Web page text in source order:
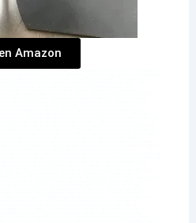
Amazon
pictórico de Manuel Mendive’’‘’Impacto social de la pintura cubana’’’’Arte visual cubano contemporáneo’’‘’Pintor cubano contemporáneo’’‘’Obras de Pedro Pablo Oliva’’‘’Arte visual en Cuba’’‘’Realismo mágico en la pintura cubana’’‘’Pedro Pablo Oliva en galerías internacionales’’‘’Premio Nacional de Artes Plásticas 2006’’’Narrativa visual en el arte cubano’’‘’Pintor cubano Nelson Domínguez’’’’Escultura contemporánea en Cuba’’‘’Arte visual cubano moderno’’‘’Obras emblemáticas de Nelson Domínguez’’‘’Arte cubano internacional’’‘’Identidad cultural en el arte cubano’’‘’Pintor cubano reconocido’’’’Obras de Ever Fonseca’’‘’Pintura simbólica en Cuba’’‘’Tradiciones visuales cubanas’’‘’Arte caribeño contemporáneo’’’’Pintor cubano reconocido’’’’Obras de Ever Fonseca’’‘’Pintura contemporánea en Cuba’’‘’Arte cubano en galerías internacionales’’‘’Estilo pictórico de Ever Fonseca’’‘’Impacto social de la pintura cubana’’‘’Arte visual cubano contemporáneo’’‘’Arte conceptual cubano’’’Lázaro Saavedra obras’’’’Pintores contemporáneos de Cuba’’’’Innovación en el arte cubano’’‘’Premios de artes plásticas en Cuba’’’’Artistas visuales cubanos actuales’’‘’Pintor cubano destacado’’‘’Grabado cubano contemporáneo’’‘’Obras de Choco’’‘’Arte afrocaribeño en Cuba’’‘’Premio Nacional de Artes Plásticas 2017’’‘’Eduardo Roca Salazar arte’’‘’Arte sostenible en Cuba’’‘’José Ángel Toirac Batista’’‘’Arte cubano contemporáneo’’‘’Pintores conceptuales en Cuba’’‘’Premio Nacional de Artes Plásticas 2018’’’’Memoria histórica en el arte’’‘’Instalaciones artísticas en Cuba’’‘’Arte crítico cubano’’‘’Wifredo Lam’’‘’La Jungla pintura’’‘’Surrealismo cubano’’‘’Arte afrocubano’’‘’Obras de Wifredo Lam’’‘’Pintura cubana contemporánea’’‘’Modernismo y surrealismo en Cuba’’‘’Escultor cubano Kcho’’‘’Obras de Kcho’’‘’Arte contemporáneo cubano’’‘’Escultura y migración’’ ‘’Arte insular cubano’’‘’Instalaciones artísticas de Kcho’’‘’Kcho Bienal de La Habana’’‘’Escultor cubano Alberto Lescay’’‘’Monumentos de Alberto Lescay’’‘’Escultura contemporánea en Cuba’’‘’Arte monumental cubano’’‘’Identidad cultural cubana’’‘’Obras públicas en Santiago de Cuba’’‘’Premio Nacional de Artes Plásticas 2021’’‘’Amelia Peláez artista cubana’’‘’Modernismo en el arte cubano’’‘’Obras de Amelia Peláez’’‘’Arte latinoamericano del siglo XX’’‘’Tradición y modernidad en el arte cubano’’‘’Escultor cubano Osneldo García’’ ‘’Arte monumental en Cuba’’‘’Obras de Osneldo García’’‘’Premio Nacional de Artes Plásticas 2003’’‘’Monumentos históricos en Cuba’’ ‘’Escultura contemporánea cubana’’‘’Escultor cubano destacado’’‘’Monumento a los Estudiantes de Medicina’’‘’Escultura clásica en Cuba’’‘’Patrimonio cultural cubano’’‘’Historia del arte cubano’’‘’Escultor cubano destacado’’‘’Obras de Teodoro Ramos Blanco’’‘’Escultura monumental en Cuba’’‘’Arte funerario en el Cementerio de Colón’’‘’Tradición y modernidad en la escultura cubana’’‘’Historia de la escultura en Cuba’’‘’Juan José Sicre escultor cubano’’‘’Monumento a José Martí en Plaza de la Revolución’’ ‘’Escultura cubana contemporánea’’‘’Arte público en Cuba’’‘’Escultores destacados de Cuba’’‘’Jilma Madera escultora cubana’’‘’Cristo de La Habana escultura’’‘’Arte monumental en Cuba’’‘’Escultoras destacadas de América Latina’’‘’Escultura cubana contemporánea’’‘’Mármol de Carrara en el arte’’‘’Legado artístico de Jilma Madera’’‘’Escultor cubano contemporáneo.’’‘’Yoan Capote escultor.’’‘’Obras de Yoan Capote.’’‘’Escultura conceptual en Cuba.’’‘’Arte contemporáneo internacional.’’‘’Instalaciones de Yoan Capote.’’‘’Simbolismo en el arte cubano.’’ ‘’Escultor contemporáneo cubano’’‘’Alexandre Arrechea obras’’‘’Diáspora cubana y arte’’‘’Instalaciones urbanas innovadoras’’‘’Arte conceptual en Cuba’’‘’NOLIMITS Alexandre Arrechea’’‘’Zilia Sánchez escultora cubana.’’‘’Abstracción geométrica en el arte cubano.’’‘’Vanguardismo cubano en la diáspora.’’‘’Arte minimalista latinoamericano.’’‘’Obras de Zilia Sánchez.’’‘’Jorge Pardo escultor cubano.’’Arte y diseño contemporáneo.’’‘’Lámparas escultóricas de Jorge Pardo.’’‘’Arquitectura y arte cubano.’’‘’Diáspora cubana en el arte.’’‘’Arte funcional y minimalismo.’’ ‘’Aldo Gamba escultor italiano’’‘’Monumento a Máximo Gómez en La Habana’’‘’Fuente de las Musas Tropicana’’‘’Escultura clásica en Cuba’’‘’Escultores europeos en América Latina’’‘’Arte público en La Habana’’‘’Jerónimo Martín Pinzón escultor’’ ‘’La Giraldilla de La Habana’’ ‘’Escultura renacentista en Cuba’’ ‘’Monumentos históricos en La Habana’’ ‘’Patrimonio cultural de Cuba’’ ‘’Escultores clásicos internacionales’’’Virgen de la Caridad Manuel Carbonell’’‘’Escultor cubano en Miami’’‘’Ermita de la Caridad escultura exterior’’‘’Escultura de bronce de Manuel Carbonell’’‘’Arte de la diáspora cubana’’ ‘’Monumentos religiosos en Miami’’‘’Escultura modernista cubana’’‘’Roberto Estopiñán escultor cubano’’‘’Escultor expresionista de Cuba’’‘’Obras de Roberto Estopiñán’’‘’Arte contemporáneo cubano’’‘’Escultura cubana en el exilio’’‘’Artistas cubanos internacionales’’‘’Escultura moderna en Cuba’’‘’Arte cubano en Estados Unidos’’‘’Impacto de Roberto Estopiñán en el arte’’‘’Historia de la escultura cubana’’‘’Roberto Estopiñán y el expresionismo’’‘’Artistas del exilio cubano’’‘’Legado de Roberto Estopiñán’’‘’Escultores destacados de Cuba’’‘’Escultura y política en el arte cubano’’‘’Salvador Corratgé escultor cubano’’‘’Arte abstracto en Cuba’’‘’Diez Pintores Concretos’’‘’Obras de Salvador Corratgé’’‘’Escultura cubana contemporánea’’‘’Pi